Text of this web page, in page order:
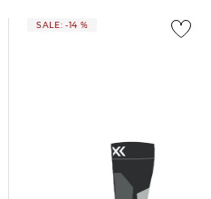
SALE: -14 %